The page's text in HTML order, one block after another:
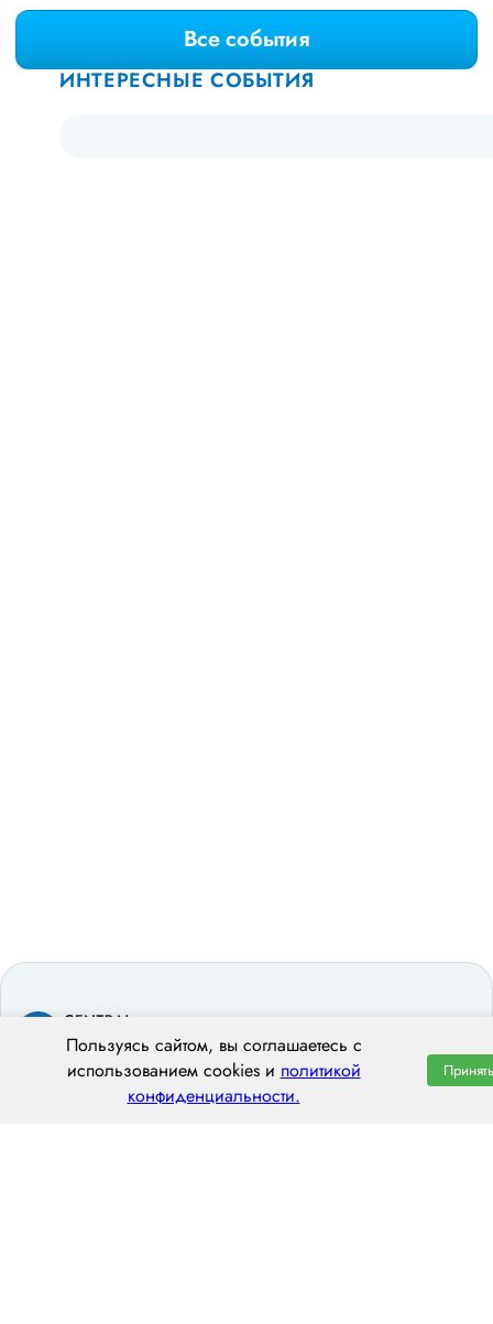
Все события
ИНТЕРЕСНЫЕ СОБЫТИЯ
ООО «ЦЕНТРАЛ ТРАНС»
Пользуясь сайтом, вы соглашаетесь с
использованием cookies и политикой
конфиденциальности.
Принять